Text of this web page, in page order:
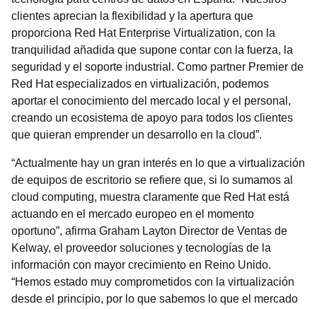
clientes aprecian la flexibilidad y la apertura que
proporciona Red Hat Enterprise Virtualization, con la
tranquilidad añadida que supone contar con la fuerza, la
seguridad y el soporte industrial. Como partner Premier de
Red Hat especializados en virtualización, podemos
aportar el conocimiento del mercado local y el personal,
creando un ecosistema de apoyo para todos los clientes
que quieran emprender un desarrollo en la cloud”.
“Actualmente hay un gran interés en lo que a virtualización
de equipos de escritorio se refiere que, si lo sumamos al
cloud computing, muestra claramente que Red Hat está
actuando en el mercado europeo en el momento
oportuno”, afirma Graham Layton Director de Ventas de
Kelway, el proveedor soluciones y tecnologías de la
información con mayor crecimiento en Reino Unido.
“Hemos estado muy comprometidos con la virtualización
desde el principio, por lo que sabemos lo que el mercado